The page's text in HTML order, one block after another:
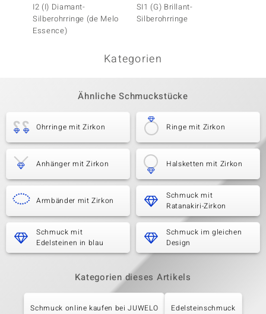
I2 (I) Diamant-
Silberohrringe (de Melo
Essence)
SI1 (G) Brillant-
Silberohrringe
Kategorien
Ähnliche Schmuckstücke
Ohrringe mit Zirkon Ringe mit Zirkon
Anhänger mit Zirkon Halsketten mit Zirkon
Armbänder mit Zirkon
Schmuck mit
Ratanakiri-Zirkon
Schmuck mit
Edelsteinen in blau
Schmuck im gleichen
Design
Kategorien dieses Artikels
Schmuck online kaufen bei JUWELO Edelsteinschmuck